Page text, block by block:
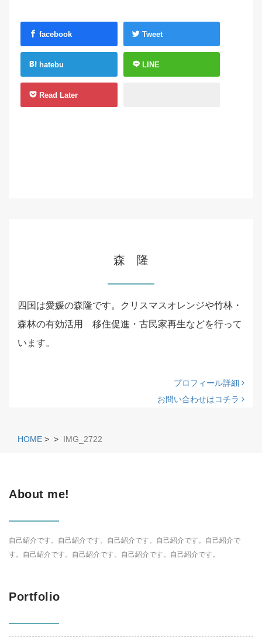
facebook Tweet
hatebu LINE
Read Later
森 隆
四国は愛媛の森隆です。クリスマスオレンジや竹林・
森林の有効活用 移住促進・古民家再生などを行って
います。
プロフィール詳細
お問い合わせはコチラ
HOME > > IMG_2722
About me!
自己紹介です。自己紹介です。自己紹介です。自己紹介です。自己紹介で
す。自己紹介です。自己紹介です。自己紹介です。自己紹介です。
Portfolio